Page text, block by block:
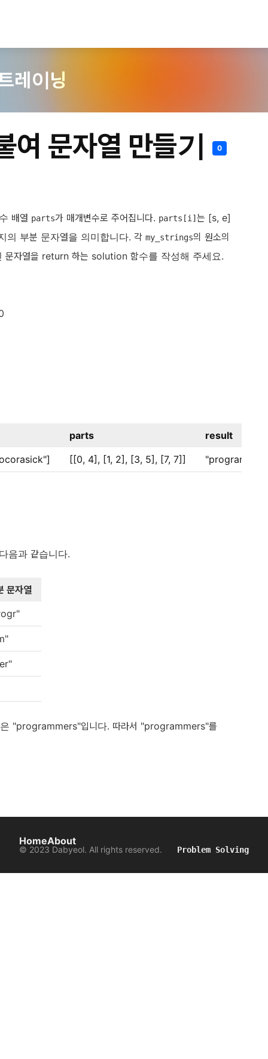
레이닝
여 문자열 만들기 0
배열 parts가 매개변수로 주어집니다. parts[i] 는 [s, e]
의 부분 문자열을 의미합니다. 각 my_strings의 원소의
문자열을 return 하는 solution 함수를 작성해 주세요.
parts
result
[[0, 4], [1, 2], [3, 5], [7, 7]]
음과 같습니다.
문자열
"programmers"입니다. 따라서 "programmers"를
HomeAbout
© 2023 Dabyeol. All rights reserved. Problem Solving